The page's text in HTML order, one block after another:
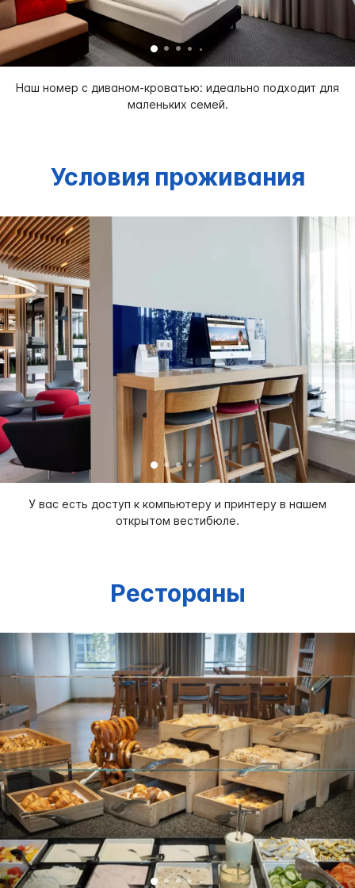
Наш номер с диваном-кроватью: идеально подходит для
маленьких семей.
Условия проживания
У вас есть доступ к компьютеру и принтеру в нашем
открытом вестибюле.
Рестораны